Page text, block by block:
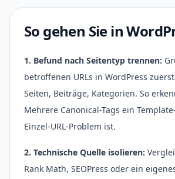
So gehen Sie in
1. Befund nach Seitentyp trennen:
betroffenen URLs in WordPress
Seiten, Beiträge, Kategorien. So
Mehrere Canonical-Tags ein
Einzel-URL-Problem ist.
2. Technische Quelle isolieren:
Rank Math, SEOPress oder ein